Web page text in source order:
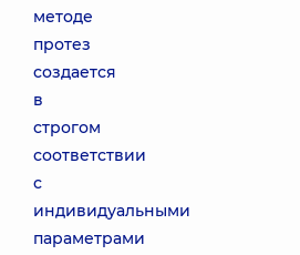
методе
протез
создается
в
строгом
соответствии
с
индивидуальными
параметрами